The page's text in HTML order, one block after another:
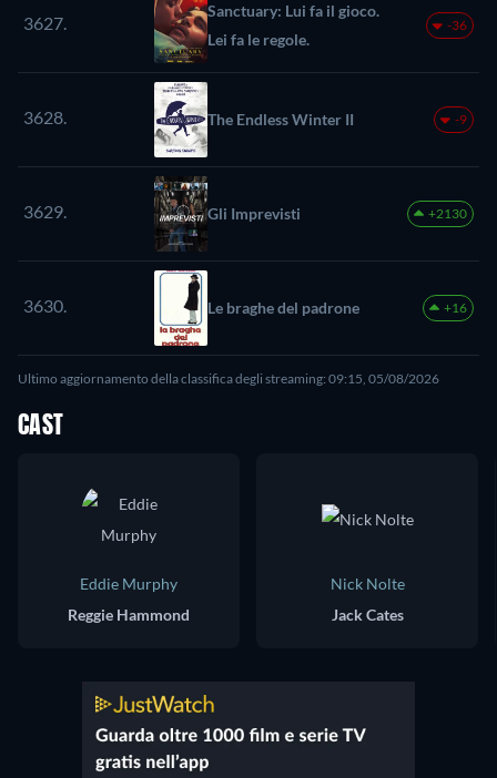
3627.
Sanctuary: Lui fa il gioco.
Lei fa le regole.
-36
3628. The Endless Winter II -9
3629. Gli Imprevisti +2130
3630. Le braghe del padrone +16
Ultimo aggiornamento della classifica degli streaming: 09:15, 05/08/2026
CAST
Eddie Murphy
Reggie Hammond
Nick Nolte
Jack Cates